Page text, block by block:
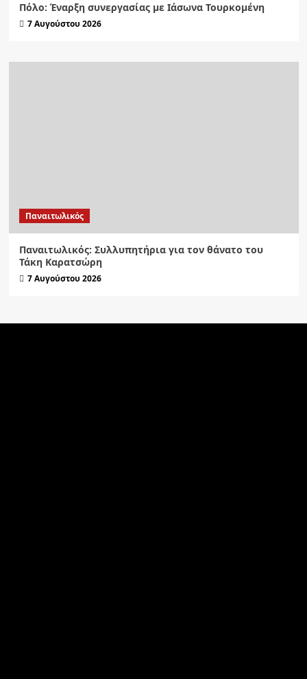
Πόλο: Έναρξη συνεργασίας με Ιάσωνα Τουρκομένη
7 Αυγούστου 2026
Παναιτωλικός
Παναιτωλικός: Συλλυπητήρια για τον θάνατο του
Τάκη Καρατσώρη
7 Αυγούστου 2026